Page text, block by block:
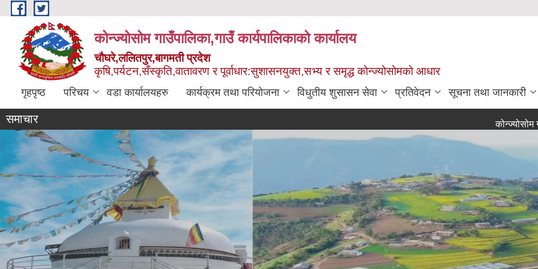
Skip to main content
कोन्ज्योसोम गाउँपालिका,गाउँ कार्यपालिकाको कार्यालय
चौघरे,ललितपुर,बागमती प्रदेश
कृषि,पर्यटन,सँस्कृति,वातावरण र पूर्वाधार:सुशासनयुक्त,सभ्य र समृद्ध कोन्ज्योसोमको आधार
गृहपृष्ठ परिचय वडा कार्यालयहरु कार्यक्रम तथा परियोजना विधुतीय शुसासन सेवा प्रतिवेदन सूचना तथा जानकारी
समाचार कोन्ज्योसोम